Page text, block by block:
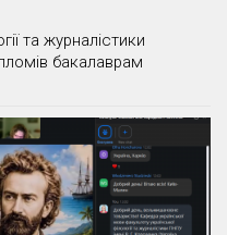
та журналістики
бакалаврам